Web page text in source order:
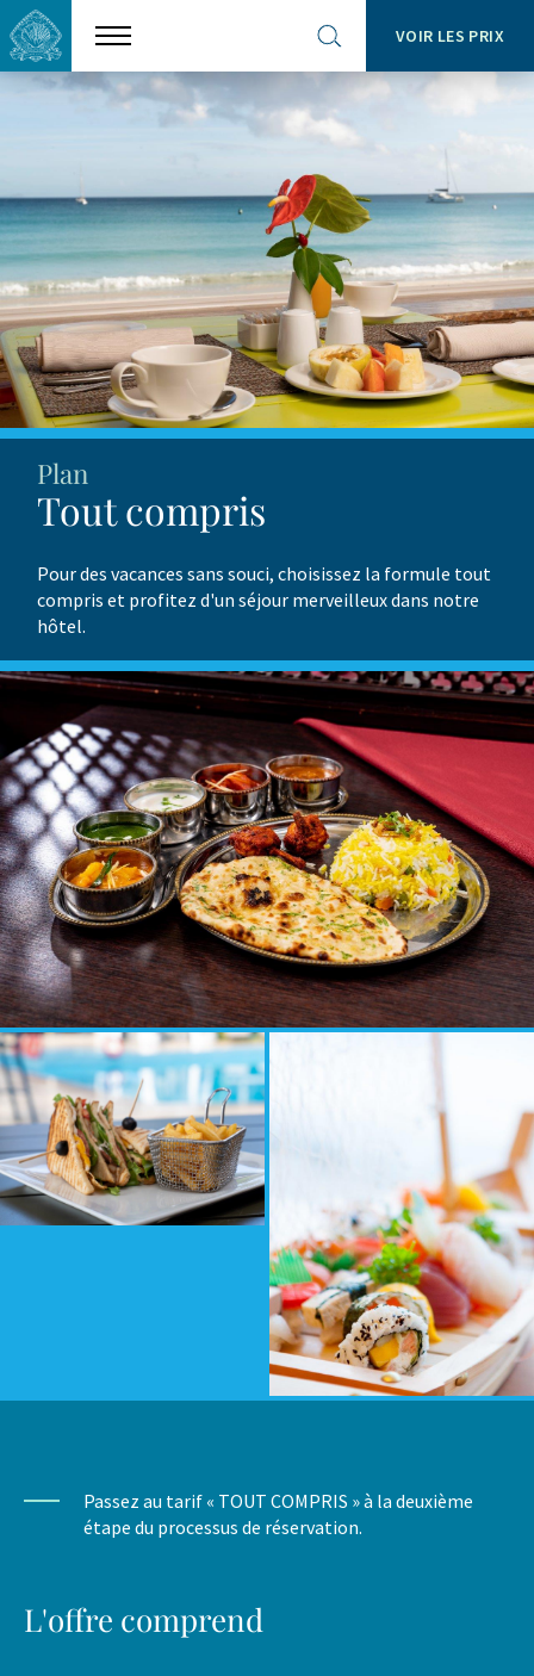
Show
menu
Open
site
search
VOIR LES PRIX
Plan
Tout compris
Pour des vacances sans souci, choisissez la formule tout
compris et profitez d'un séjour merveilleux dans notre
hôtel.
Passez au tarif « TOUT COMPRIS » à la deuxième
étape du processus de réservation.
L'offre comprend